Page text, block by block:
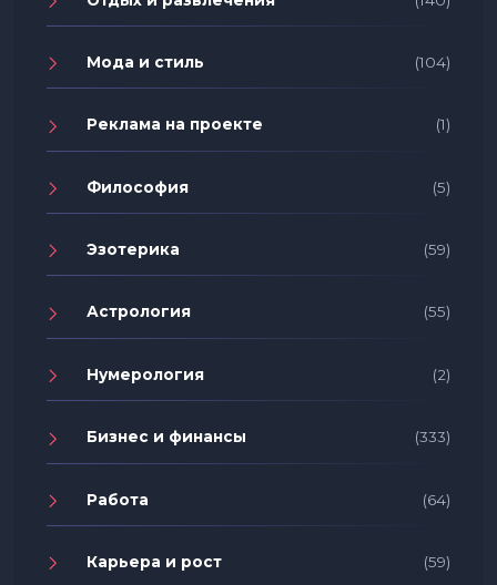
Мода и стиль (104)
Реклама на проекте (1)
Философия (5)
Эзотерика (59)
Астрология (55)
Нумерология (2)
Бизнес и финансы (333)
Работа (64)
Карьера и рост (59)